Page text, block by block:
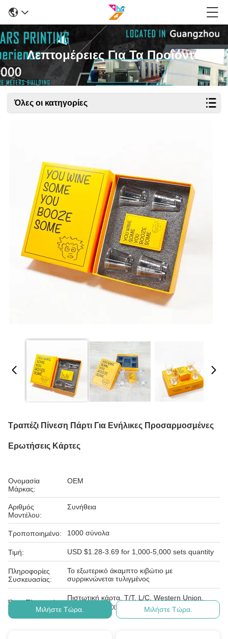
Λεπτομέρειες Για Τα Προϊόντα
Όλες οι κατηγορίες
Τραπέζι Πίνεση Πάρτι Για Ενήλικες Προσαρμοσμένες
Ερωτήσεις Κάρτες
Ονομασία
Μάρκας:
OEM
Αριθμός
Μοντέλου:
Συνήθεια
Τροποποιημένο: 1000 σύνολα
Τιμή: USD $1.28-3.69 for 1,000-5,000 sets quantity
Πληροφορίες
Συσκευασίας:
Το εξωτερικό άκαμπτο κιβώτιο με
συρρικνώνεται τυλιγμένος
Όροι Πληρωμής:
Πιστωτική κάρτα, T/T, L/C, Western Union,
Paypal, ε-έλεγχος, D/A, D/P
Μιλήστε Τώρα. Μιλήστε Τώρα.